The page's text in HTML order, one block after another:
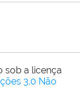
sob a licença
3.0 Não